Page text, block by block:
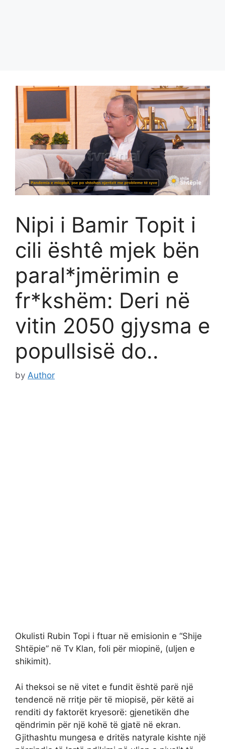
Nipi i Bamir Topit i
cili ështê mjek bën
paral*jmërimin e
fr*kshëm: Deri në
vitin 2050 gjysma e
popullsisë do..
by Author
Okulisti Rubin Topi i ftuar në emisionin e “Shije
Shtëpie” në Tv Klan, foli për miopinë, (uljen e
shikimit).
Ai theksoi se në vitet e fundit është parë një
tendencë në rritje për të miopisë, për këtë ai
renditi dy faktorët kryesorë: gjenetikën dhe
qëndrimin për një kohë të gjatë në ekran.
Gjithashtu mungesa e dritës natyrale kishte një